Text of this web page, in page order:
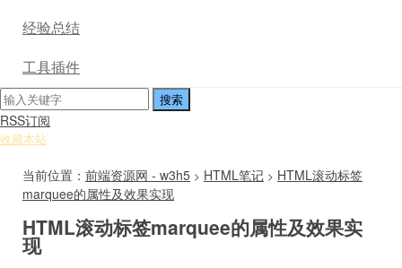
经验总结
工具插件
RSS订阅
收藏本站
当前位置： 前端资源网 - w3h5 > HTML笔记 > HTML滚动标签
marquee的属性及效果实现
HTML滚动标签marquee的属性及效果实
现